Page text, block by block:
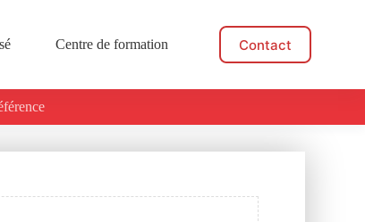
Centre de formation Actualités
Contact